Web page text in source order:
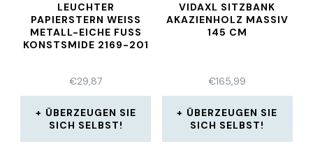
LEUCHTER
PAPIERSTERN WEISS M
ETALL-EICHE FUSS KO
NSTSMIDE 2169-201
€29,87
ÜBERZEUGEN SIE
SICH SELBST!
VIDAXL SITZBANK
AKAZIENHOLZ MASSIV
145 CM
€165,99
ÜBERZEUGEN SIE
SICH SELBST!